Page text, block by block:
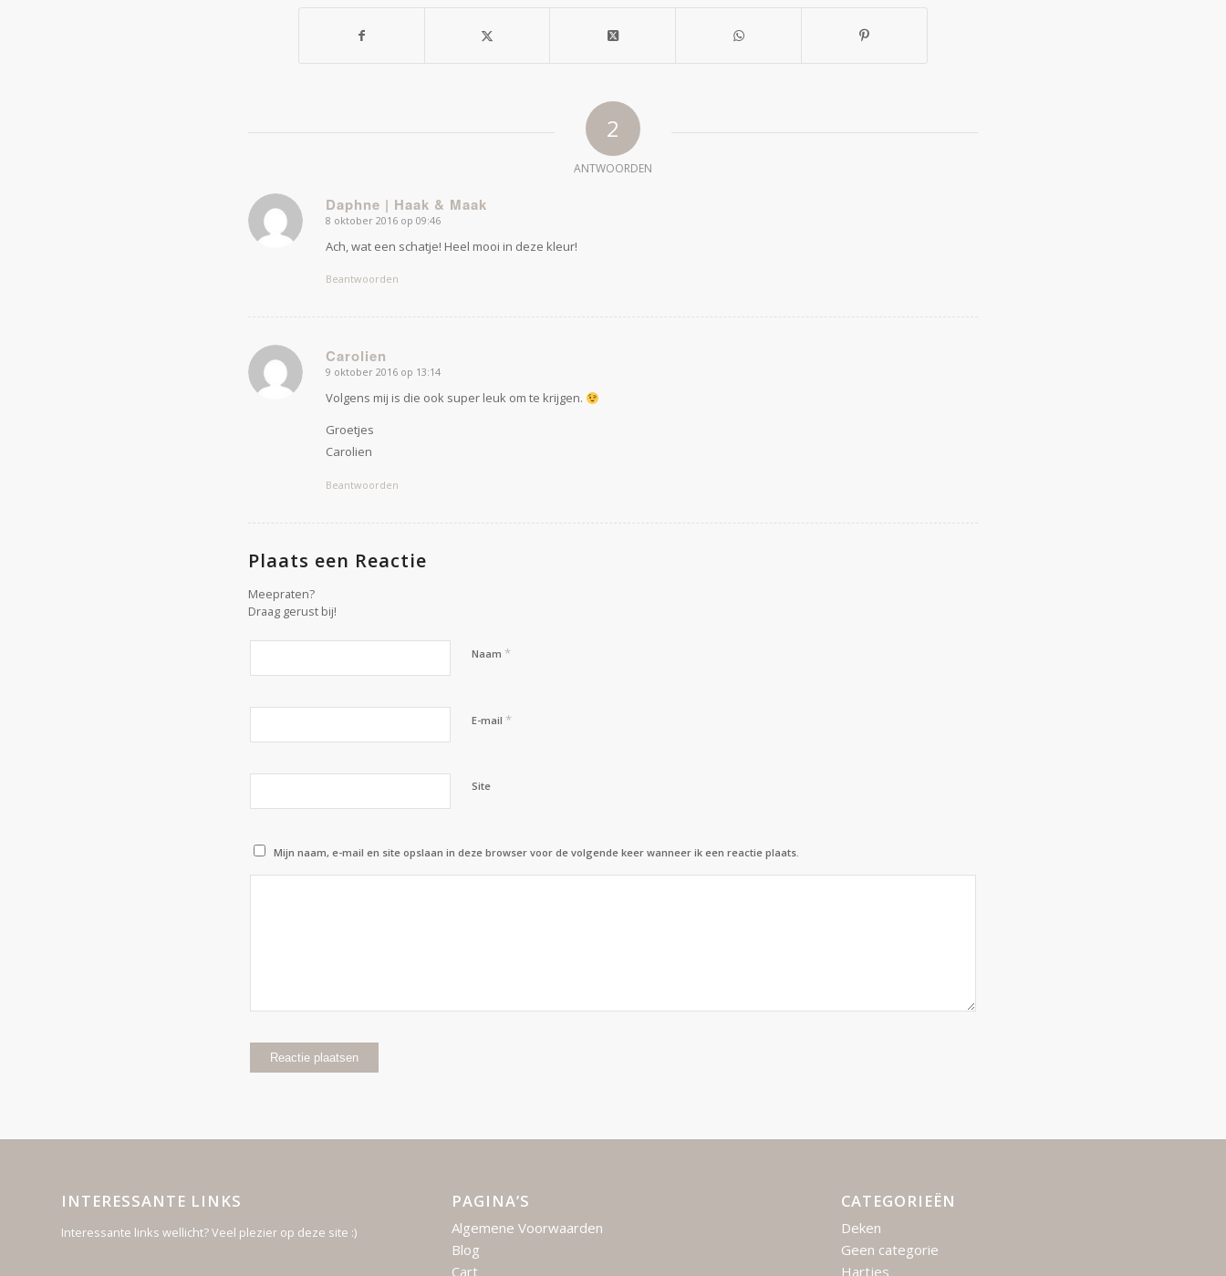
2
ANTWOORDEN
Daphne | Haak & Maak
zegt:
8 oktober 2016 op 09:46
Ach, wat een schatje! Heel mooi in deze kleur!
Beantwoorden
Carolien
zegt:
9 oktober 2016 op 13:14
Volgens mij is die ook super leuk om te krijgen.
Groetjes
Carolien
Beantwoorden
Plaats een Reactie
Meepraten?
Draag gerust bij!
Naam *
E-mail *
Site
Mijn naam, e-mail en site opslaan in deze browser voor de volgende keer wanneer ik een reactie plaats.
INTERESSANTE LINKS
Interessante links wellicht? Veel plezier op deze site :)
PAGINA’S
Algemene Voorwaarden
Blog
Cart
CATEGORIEËN
Deken
Geen categorie
Hartjes